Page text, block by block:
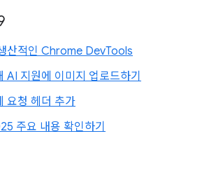
산적인 Chrome DevTools
AI 지원에 이미지 업로드하기
요청 헤더 추가
주요 내용 확인하기